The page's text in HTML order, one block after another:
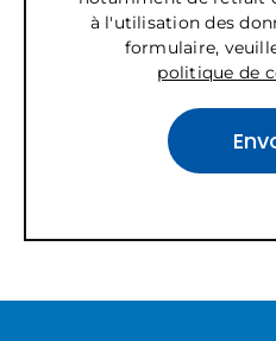
à l'utilisation des
formulaire,
politique de